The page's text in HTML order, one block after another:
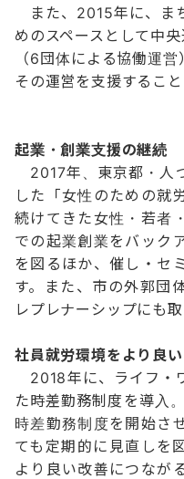
また、2015年に、ま
めのスペースとして中
（6団体による協働運
その運営を支援すること
起業・創業支援の継続
2017年、東京都・人
した「女性のための就
続けてきた女性・若者
での起業創業をバック
を図るほか、催し・セ
す。また、市の外郭団
レプレナーシップにも取
社員就労環境をより良
2018年に、ライフ・
た時差勤務制度を導入
時差勤務制度を開始さ
ても定期的に見直しを
より良い改善につなが